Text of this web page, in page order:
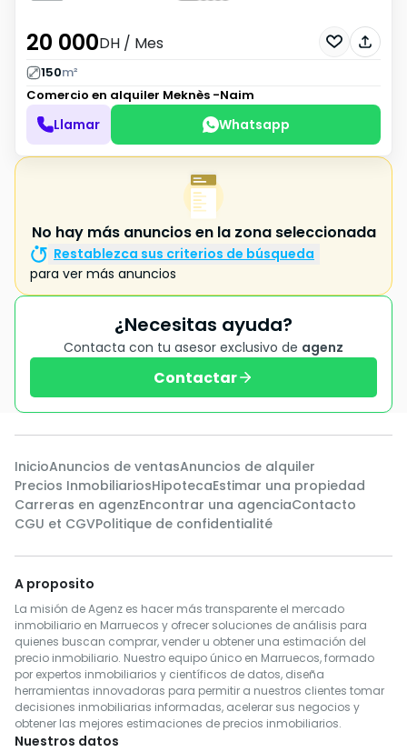
20 000DH / Mes
150m²
Comercio en alquiler Meknès -Naim
Llamar Whatsapp
No hay más anuncios en la zona seleccionada
Restablezca sus criterios de búsqueda
para ver más anuncios
¿Necesitas ayuda?
Contacta con tu asesor exclusivo de agenz
Contactar
InicioAnuncios de ventasAnuncios de alquiler
Precios InmobiliariosHipotecaEstimar una propiedad
Carreras en agenzEncontrar una agenciaContacto
CGU et CGVPolitique de confidentialité
A proposito
La misión de Agenz es hacer más transparente el mercado
inmobiliario en Marruecos y ofrecer soluciones de análisis para
quienes buscan comprar, vender u obtener una estimación del
precio inmobiliario. Nuestro equipo único en Marruecos, formado
por expertos inmobiliarios y científicos de datos, diseña
herramientas innovadoras para permitir a nuestros clientes tomar
decisiones inmobiliarias informadas, acelerar sus negocios y
obtener las mejores estimaciones de precios inmobiliarios.
Nuestros datos